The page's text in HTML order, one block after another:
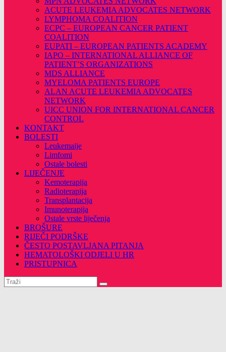
ACUTE LEUKEMIA ADVOCATES NETWORK
LYMPHOMA COALITION
ECPC – EUROPEAN CANCER PATIENT
COALITION
EUPATI – EUROPEAN PATIENTS ACADEMY
IAPO – INTERNATIONAL ALLIANCE OF
PATIENT’S ORGANIZATIONS
MDS ALLIANCE
MYELOMA PATIENTS EUROPE
ALAN ACUTE LEUKEMIA ADVOCATES
NETWORK
UICC UNION FOR INTERNATIONAL CANCER
CONTROL
KONTAKT
BOLESTI
Leukemaije
Limfomi
Ostale bolesti
LIJEČENJE
Kemoterapija
Radioterapija
Transplantacija
Imunoterapija
Ostale vrste liječenja
BROŠURE
RIJEČI PODRŠKE
ČESTO POSTAVLJANA PITANJA
HEMATOLOŠKI ODJELI U HR
PRISTUPNICA